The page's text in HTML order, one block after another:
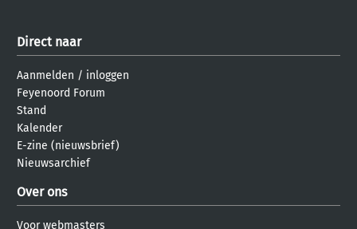
Direct naar
Aanmelden / inloggen
Feyenoord Forum
Stand
Kalender
E-zine (nieuwsbrief)
Nieuwsarchief
Over ons
Voor webmasters